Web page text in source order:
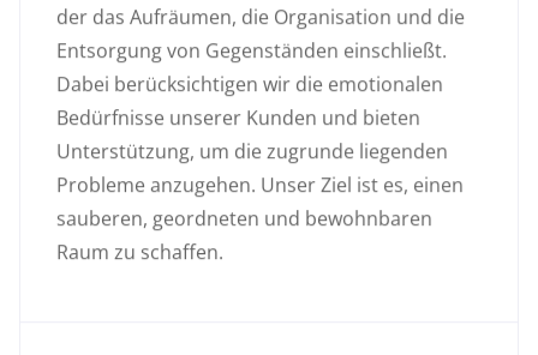
der das Aufräumen, die Organisation und die
Entsorgung von Gegenständen einschließt.
Dabei berücksichtigen wir die emotionalen
Bedürfnisse unserer Kunden und bieten
Unterstützung, um die zugrunde liegenden
Probleme anzugehen. Unser Ziel ist es, einen
sauberen, geordneten und bewohnbaren
Raum zu schaffen.